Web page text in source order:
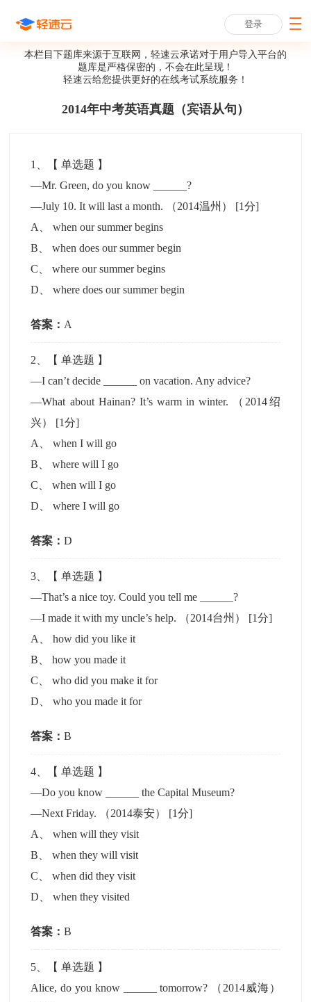
登录
本栏目下题库来源于互联网，轻速云承诺对于用户导入平台的
题库是严格保密的，不会在此呈现！
轻速云给您提供更好的在线考试系统服务！
2014年中考英语真题（宾语从句）
1 、【单选题 】
—Mr. Green, do you know ______?
—July 10. It will last a month. （2014温州） [1分]
A
、when our summer begins
B 、when does our summer begin
C 、where our summer begins
D 、where does our summer begin
答案： A
2 、【单选题 】
—I can’t decide ______ on vacation. Any advice?
—What about Hainan? It’s warm in winter. （2014绍
兴） [1分]
A
、when I will go
B 、where will I go
C 、when will I go
D 、where I will go
答案：D
3 、【单选题 】
—That’s a nice toy. Could you tell me ______?
—I made it with my uncle’s help. （2014台州） [1分]
A
、how did you like it
B 、how you made it
C 、who did you make it for
D 、who you made it for
答案：B
4 、【单选题 】
—Do you know ______ the Capital Museum?
—Next Friday. （2014泰安） [1分]
A
、when will they visit
B 、when they will visit
C 、when did they visit
D 、when they visited
答案：B
5 、【单选题 】
Alice, do you know ______ tomorrow? （2014威海）